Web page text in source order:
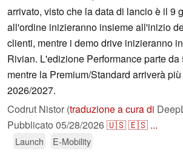
arrivato, visto che la data di lancio è il 9
all'ordine inizieranno insieme all'inizio
clienti, mentre i demo drive inizieranno
Rivian. L'edizione Performance parte da
mentre la Premium/Standard arriverà
2026/2027.
Codrut Nistor (traduzione a cura di
Pubblicato 05/28/2026🇺🇸🇪🇸 ...
Launch E-Mobility